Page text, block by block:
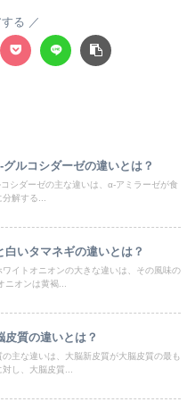
る
ルコシダーゼの違いとは？
シダーゼの主な違いは、α-アミラーゼが食
解する...
白いタマネギの違いとは？
イトオニオンの大きな違いは、その風味の
オンは黄褐...
皮質の違いとは？
主な違いは、大脳新皮質が大脳皮質の最も
し、大脳皮質...